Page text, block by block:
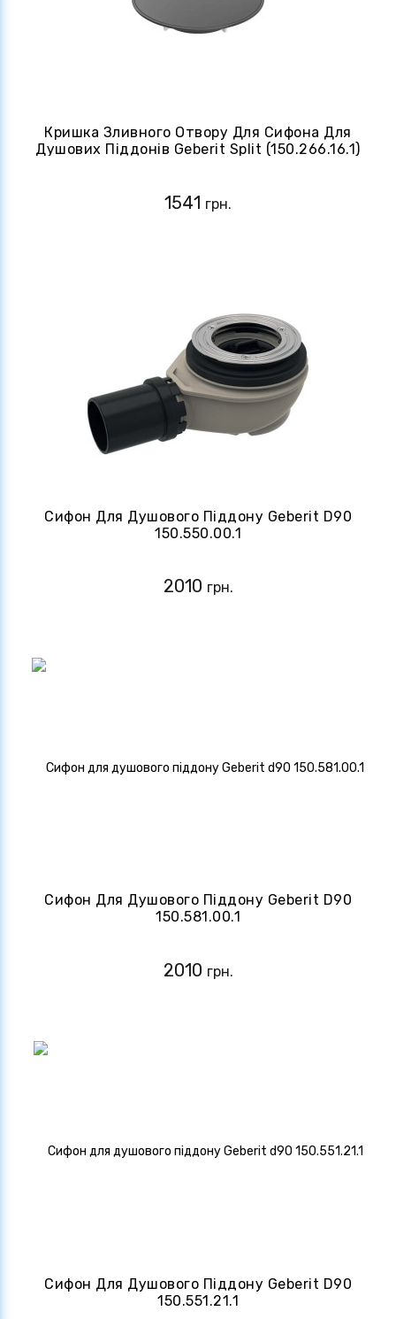
Кришка Зливного Отвору Для Сифона Для
Душових Піддонів Geberit Split (150.266.16.1)
1541 грн.
Сифон Для Душового Піддону Geberit D90
150.550.00.1
2010 грн.
Сифон Для Душового Піддону Geberit D90
150.581.00.1
2010 грн.
Сифон Для Душового Піддону Geberit D90
150.551.21.1